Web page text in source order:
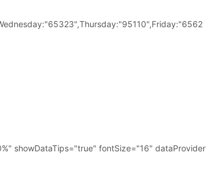
showDataTips="true" fontSize="16" dataProvider